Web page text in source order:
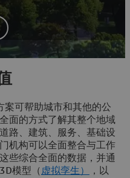
案可帮助城市和其他的公
面的方式了解其整个地域
路、建筑、服务、基础设
机构可以全面整合与工作
些综合全面的数据，并通
模型（虚拟孪生）
，以